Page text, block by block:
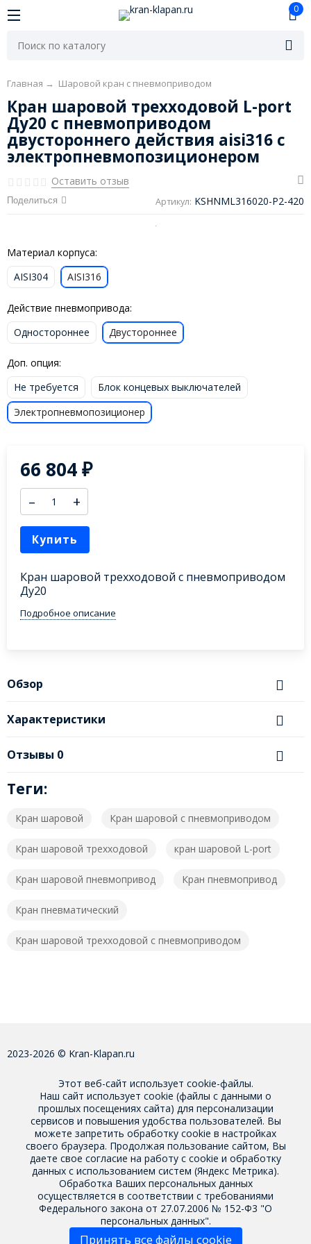
0
Главная → Шаровой кран с пневмоприводом
Кран шаровой трехходовой L-port
Ду20 с пневмоприводом
двустороннего действия aisi316 с
электропневмопозиционером
Оставить отзыв
Поделиться Артикул: KSHNML316020-P2-420
Материал корпуса:
AISI304
AISI316
Действие пневмопривода:
Одностороннее
Двустороннее
Доп. опция:
Не требуется
Блок концевых выключателей
Электропневмопозиционер
66 804₽
– +
Купить
Кран шаровой трехходовой с пневмоприводом
Ду20
Подробное описание
Обзор
Характеристики
Отзывы 0
Теги:
Кран шаровой Кран шаровой с пневмоприводом
Кран шаровой трехходовой кран шаровой L-port
Кран шаровой пневмопривод Кран пневмопривод
Кран пневматический
Кран шаровой трехходовой с пневмоприводом
2023-2026 © Kran-Klapan.ru
Этот веб-сайт использует cookie-файлы.
Наш сайт использует cookie (файлы с данными о
прошлых посещениях сайта) для персонализации
сервисов и повышения удобства пользователей. Вы
можете запретить обработку cookie в настройках
своего браузера. Продолжая пользование сайтом, Вы
даете свое согласие на работу с cookie и обработку
данных с использованием систем (Яндекс Метрика).
Обработка Ваших персональных данных
осуществляется в соответствии с требованиями
Федерального закона от 27.07.2006 № 152-Ф3 "О
персональных данных".
Принять все файлы cookie